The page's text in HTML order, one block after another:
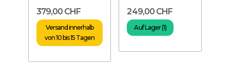
379,00 CHF
Versand innerhalb
von 10 bis 15 Tagen
249,00 CHF
Auf Lager (1)